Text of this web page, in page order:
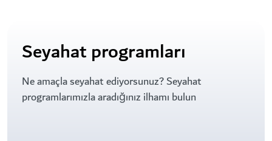
Seyahat programları
Ne amaçla seyahat ediyorsunuz? Seyahat
programlarımızla aradığınız ilhamı bulun